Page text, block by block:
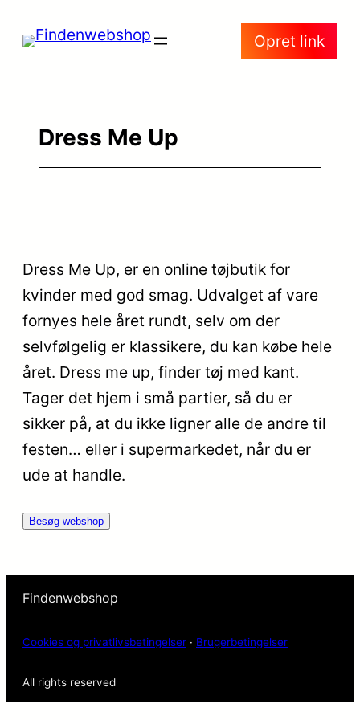
Opret link
Dress Me Up
Dress Me Up, er en online tøjbutik for
kvinder med god smag. Udvalget af vare
fornyes hele året rundt, selv om der
selvfølgelig er klassikere, du kan købe hele
året. Dress me up, finder tøj med kant.
Tager det hjem i små partier, så du er
sikker på, at du ikke ligner alle de andre til
festen… eller i supermarkedet, når du er
ude at handle.
Besøg webshop
Findenwebshop
Cookies og privatlivsbetingelser · Brugerbetingelser
All rights reserved